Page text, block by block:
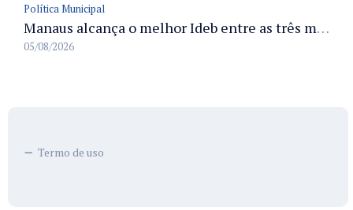
Política Municipal
Manaus alcança o melhor Ideb entre as três maiores redes municipais do país em 2025 com avanço na aprendizagem
05/08/2026
Termo de uso